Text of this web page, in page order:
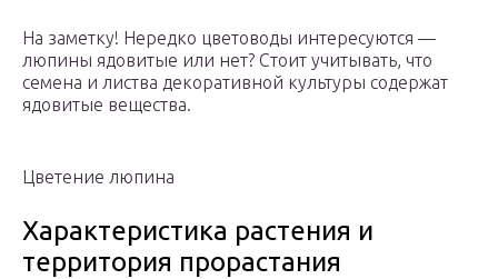
На заметку! Нередко цветоводы интересуются —
люпины ядовитые или нет? Стоит учитывать, что
семена и листва декоративной культуры содержат
ядовитые вещества.
Цветение люпина
Характеристика растения и
территория прорастания